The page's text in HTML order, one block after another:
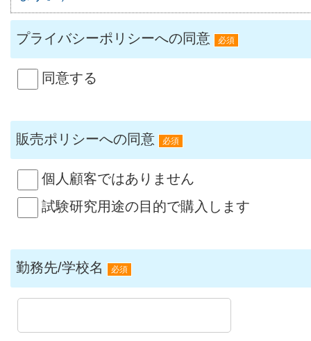
プライバシーポリシーへの同意 必須
同意する
販売ポリシーへの同意 必須
個人顧客ではありません
試験研究用途の目的で購入します
勤務先/学校名 必須